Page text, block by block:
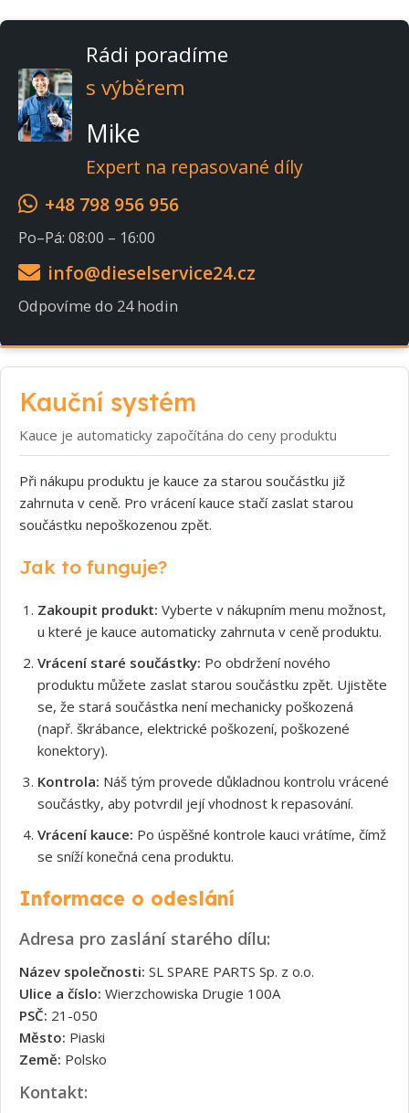
Rádi poradíme
s výběrem
Mike
Expert na repasované díly
+48 798 956 956
Po–Pá: 08:00 – 16:00
info@dieselservice24.cz
Odpovíme do 24 hodin
Kauční systém
Kauce je automaticky započítána do ceny produktu
Při nákupu produktu je kauce za starou součástku již
zahrnuta v ceně. Pro vrácení kauce stačí zaslat starou
součástku nepoškozenou zpět.
Jak to funguje?
Zakoupit produkt: Vyberte v nákupním menu možnost,
u které je kauce automaticky zahrnuta v ceně produktu.
Vrácení staré součástky: Po obdržení nového
produktu můžete zaslat starou součástku zpět. Ujistěte
se, že stará součástka není mechanicky poškozená
(např. škrábance, elektrické poškození, poškozené
konektory).
Kontrola: Náš tým provede důkladnou kontrolu vrácené
součástky, aby potvrdil její vhodnost k repasování.
Vrácení kauce: Po úspěšné kontrole kauci vrátíme, čímž
se sníží konečná cena produktu.
Informace o odeslání
Adresa pro zaslání starého dílu:
Název společnosti: SL SPARE PARTS Sp. z o.o.
Ulice a číslo: Wierzchowiska Drugie 100A
PSČ: 21-050
Město: Piaski
Země: Polsko
Kontakt: